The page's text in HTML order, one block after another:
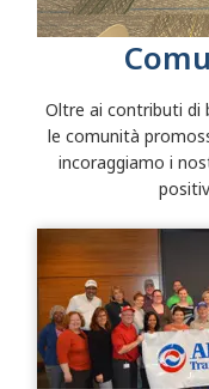
Oltre ai contributi di
le comunità
incoraggiamo i